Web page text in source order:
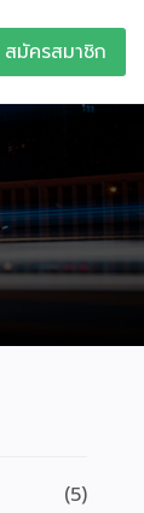
สมัครสมาชิก
(5)